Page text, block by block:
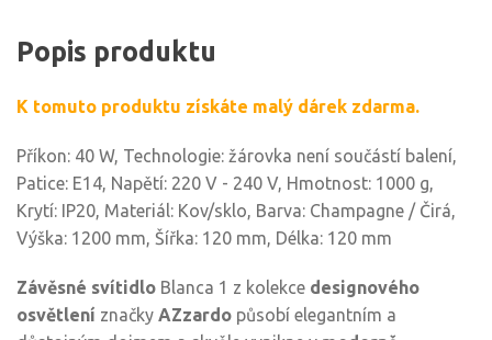
Popis produktu
K tomuto produktu získáte malý dárek zdarma.
Příkon: 40 W, Technologie: žárovka není součástí balení,
Patice: E14, Napětí: 220 V - 240 V, Hmotnost: 1000 g,
Krytí: IP20, Materiál: Kov/sklo, Barva: Champagne / Čirá,
Výška: 1200 mm, Šířka: 120 mm, Délka: 120 mm
Závěsné svítidlo Blanca 1 z kolekce designového
osvětlení značky AZzardo působí elegantním a